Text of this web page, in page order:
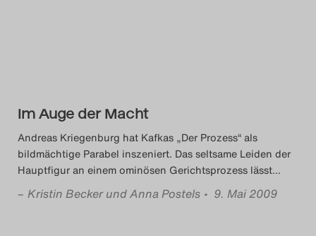
2015
Das Theatertreffen-Blog
2016
Im Auge der Macht
Andreas Kriegenburg hat Kafkas „Der Prozess“ als
bildmächtige Parabel inszeniert. Das seltsame Leiden der
Hauptfigur an einem ominösen Gerichtsprozess lässt…
– Kristin Becker und Anna Postels • 9. Mai 2009